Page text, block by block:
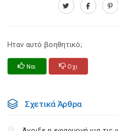
Ηταν αυτό βοηθητικό;
Ναι Οχι
Σχετικά Άρθρα